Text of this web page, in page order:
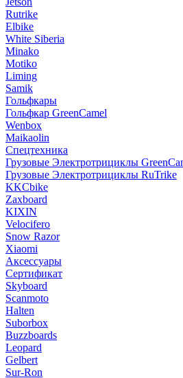
Rutrike
Elbike
White Siberia
Minako
Motiko
Liming
Samik
Гольфкары
Гольфкар GreenCamel
Wenbox
Maikaolin
Спецтехника
Грузовые Электротрициклы
Грузовые Электротрициклы RuTrike
KKCbike
Zaxboard
KIXIN
Velocifero
Snow Razor
Xiaomi
Аксессуары
Сертификат
Skyboard
Scanmoto
Halten
Suborbox
Buzzboards
Leopard
Gelbert
Sur-Ron